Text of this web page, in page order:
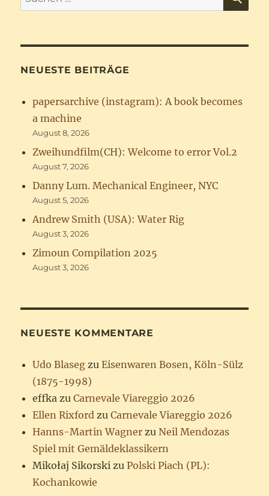
nach:
NEUESTE BEITRÄGE
papersarchive (instagram): A book becomes
a machine
August 8, 2026
Zweihundfilm(CH): Welcome to error Vol.2
August 7, 2026
Danny Lum. Mechanical Engineer, NYC
August 5, 2026
Andrew Smith (USA): Water Rig
August 3, 2026
Zimoun Compilation 2025
August 3, 2026
NEUESTE KOMMENTARE
Udo Blaseg zuEisenwaren Bosen, Köln-Sülz
(1875-1998)
effka zuCarnevale Viareggio 2026
Ellen Rixford zuCarnevale Viareggio 2026
Hanns-Martin Wagner zuNeil Mendozas
Spiel mit Gemäldeklassikern
Mikołaj Sikorski zuPolski Piach (PL):
Kochankowie